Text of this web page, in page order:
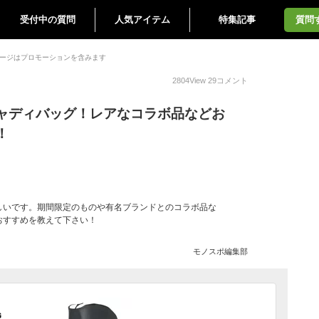
受付中の質問 人気アイテム 特集記事 質問
ジはプロモーションを含みます
2804View 29コメント
ディバッグ！レアなコラボ品などお
です。期間限定のものや有名ブランドとのコラボ品な
すめを教えて下さい！
モノスポ編集部